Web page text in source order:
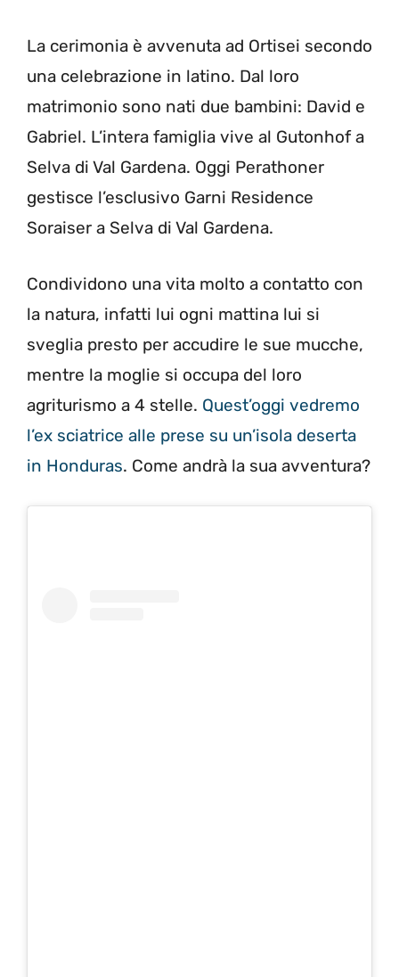
La cerimonia è avvenuta ad Ortisei secondo
una celebrazione in latino. Dal loro
matrimonio sono nati due bambini: David e
Gabriel. L’intera famiglia vive al Gutonhof a
Selva di Val Gardena. Oggi Perathoner
gestisce l’esclusivo Garni Residence
Soraiser a Selva di Val Gardena.
Condividono una vita molto a contatto con
la natura, infatti lui ogni mattina lui si
sveglia presto per accudire le sue mucche,
mentre la moglie si occupa del loro
agriturismo a 4 stelle. Quest’oggi vedremo
l’ex sciatrice alle prese su un’isola deserta
in Honduras. Come andrà la sua avventura?